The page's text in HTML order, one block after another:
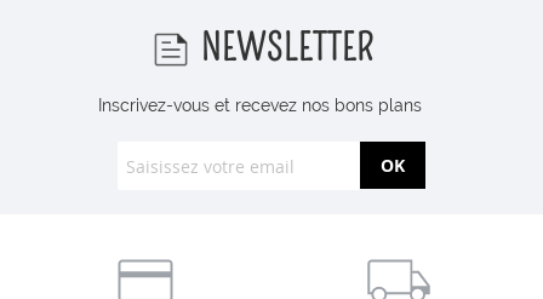
NEWSLETTER
Inscrivez-vous et recevez nos bons plans
OK